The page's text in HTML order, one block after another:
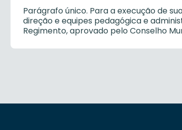
Parágrafo único. Para a execução de
direção e equipes pedagógica e
Regimento, aprovado pelo Conselho